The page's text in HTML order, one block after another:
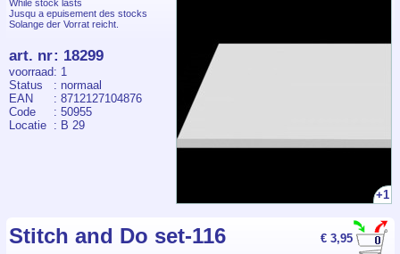
+1
While stock lasts
Jusqu a epuisement des stocks
Solange der Vorrat reicht.
art. nr: 18299
voorraad: 1
Status
: normaal
EAN
: 8712127104876
Code
: 50955
Locatie : B 29
€ 3,95
Stitch and Do set-116